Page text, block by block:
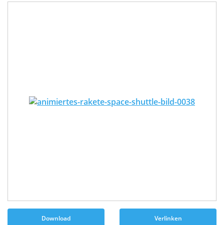
Download Verlinken